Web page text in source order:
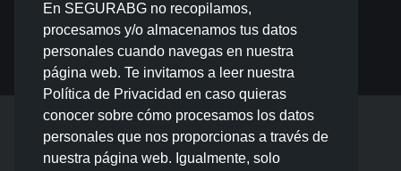
Calle Antequera N° 176, Of. 503, San
Isidro, Lima
F
a
I
n
En SEGURABG no recopilamos,
procesamos y/o almacenamos tus datos
personales cuando navegas en nuestra
página web. Te invitamos a leer nuestra
Política de Privacidad en caso quieras
conocer sobre cómo procesamos los datos
personales que nos proporcionas a través de
nuestra página web. Igualmente, solo